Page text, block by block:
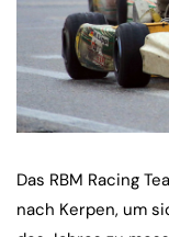
Das RBM Racing
nach Kerpen, um